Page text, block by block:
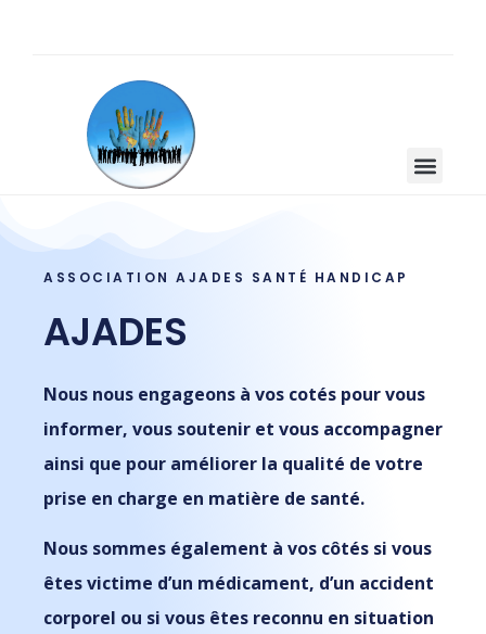
ASSOCIATION AJADES SANTÉ HANDICAP
AJADES
Nous nous engageons à vos cotés pour vous
informer, vous soutenir et vous accompagner
ainsi que pour améliorer la qualité de votre
prise en charge en matière de santé.
Nous sommes également à vos côtés si vous
êtes victime d’un médicament, d’un accident
corporel ou si vous êtes reconnu en situation